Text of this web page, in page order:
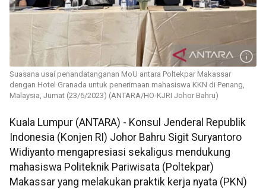
Suasana usai penandatanganan MoU antara Poltekpar Makassar
dengan Hotel Granada untuk penerimaan mahasiswa KKN di Penang,
Malaysia, Jumat (23/6/2023) (ANTARA/HO-KJRI Johor Bahru)
Kuala Lumpur (ANTARA) - Konsul Jenderal Republik
Indonesia (Konjen RI) Johor Bahru Sigit Suryantoro
Widiyanto mengapresiasi sekaligus mendukung
mahasiswa Politeknik Pariwisata (Poltekpar)
Makassar yang melakukan praktik kerja nyata (PKN)